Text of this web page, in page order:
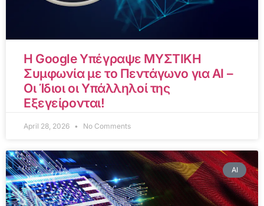
Η Google Υπέγραψε ΜΥΣΤΙΚΗ
Συμφωνία με το Πεντάγωνο για AI –
Οι Ίδιοι οι Υπάλληλοί της
Εξεγείρονται!
April 28, 2026 No Comments
AI